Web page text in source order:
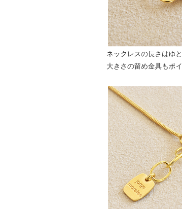
ネックレスの長さはゆ
大きさの留め金具もポ